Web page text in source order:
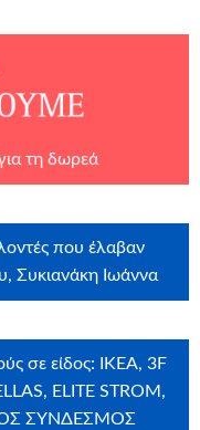
τη δωρεά
που έλαβαν
Συκιανάκη Ιωάννα
σε είδος: IKEA, 3F
ELITE STROM,
ΣΥΝΔΕΣΜΟΣ